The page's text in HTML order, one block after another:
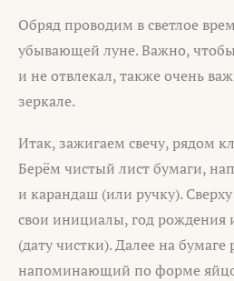
Обряд проводим в светлое
убывающей луне. Важно,
и не отвлекал, также очень
зеркале.
Итак, зажигаем свечу, рядом
Берём чистый лист бумаги,
и карандаш (или ручку).
свои инициалы, год рождения
(дату чистки). Далее на
напоминающий по форме